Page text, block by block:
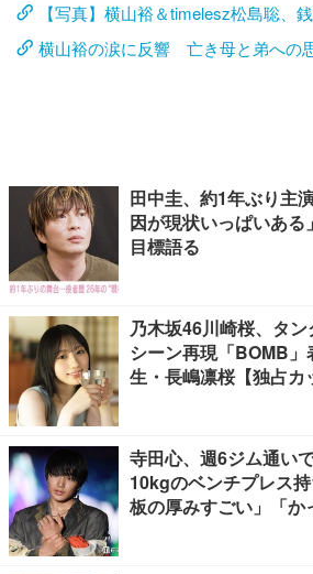
【写真】横山裕＆timelesz松島聡、
横山裕の涙に反響 亡き母と弟への
田中圭、約1年ぶり主
因が現状いっぱいあ
目標語る
乃木坂46川崎桜、タ
シーン再現「BOMB
生・長嶋凛桜【独占カ
寺田心、週6ジム通い
10kgのベンチプレス
板の厚みすごい」「か